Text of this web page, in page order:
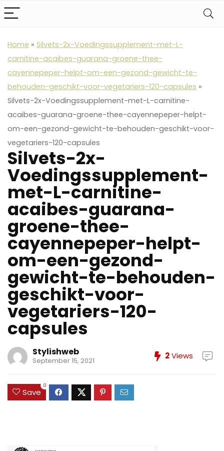
Home » Silvets-2x-Voedingssupplement-met-L-
carnitine-acaibes-guarana-groene-thee-
cayennepeper-helpt-om-een-gezond-gewicht-te-
behouden-geschikt-voor-vegetariers-120-capsules »
Silvets-2x-Voedingssupplement-met-L-carnitine-
acaibes-guarana-groene-thee-cayennepeper-helpt-
om-een-gezond-gewicht-te-behouden-geschikt-voor-
vegetariers-120-capsules
Silvets-2x-
Voedingssupplement-
met-L-carnitine-
acaibes-guarana-
groene-thee-
cayennepeper-helpt-
om-een-gezond-
gewicht-te-behouden-
geschikt-voor-
vegetariers-120-
capsules
Stylishweb
September 15, 2021 2Views
Save
0